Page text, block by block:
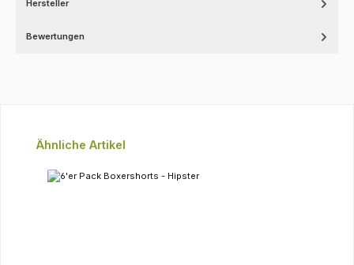
Hersteller
Bewertungen
Produktgalerie überspringen
Ähnliche Artikel